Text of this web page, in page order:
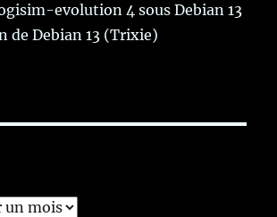
evolution 4 sous Debian 13
de Debian 13 (Trixie)